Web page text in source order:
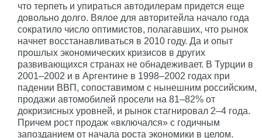
что терпеть и упираться автодилерам придется еще
довольно долго. Вялое для авторитейла начало года
сократило число оптимистов, полагавших, что рынок
начнет восстанавливаться в 2010 году. Да и опыт
прошлых экономических кризисов в других
развивающихся странах не обнадеживает. В Турции в
2001–2002 и в Аргентине в 1998–2002 годах при
падении ВВП, сопоставимом с нынешним российским,
продажи автомобилей просели на 81–82% от
докризисных уровней, и рынок стагнировал 2–4 года.
Причем рост продаж «включался» с годичным
запозданием от начала роста экономики в целом.